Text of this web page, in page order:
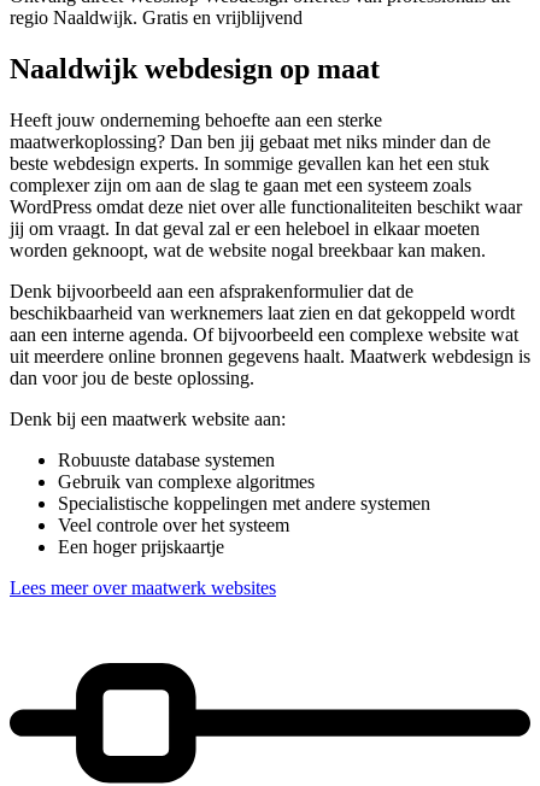
regio Naaldwijk. Gratis en vrijblijvend
Naaldwijk webdesign op maat
Heeft jouw onderneming behoefte aan een sterke
maatwerkoplossing? Dan ben jij gebaat met niks minder dan de
beste webdesign experts. In sommige gevallen kan het een stuk
complexer zijn om aan de slag te gaan met een systeem zoals
WordPress omdat deze niet over alle functionaliteiten beschikt waar
jij om vraagt. In dat geval zal er een heleboel in elkaar moeten
worden geknoopt, wat de website nogal breekbaar kan maken.
Denk bijvoorbeeld aan een afsprakenformulier dat de
beschikbaarheid van werknemers laat zien en dat gekoppeld wordt
aan een interne agenda. Of bijvoorbeeld een complexe website wat
uit meerdere online bronnen gegevens haalt. Maatwerk webdesign is
dan voor jou de beste oplossing.
Denk bij een maatwerk website aan:
Robuuste database systemen
Gebruik van complexe algoritmes
Specialistische koppelingen met andere systemen
Veel controle over het systeem
Een hoger prijskaartje
Lees meer over maatwerk websites